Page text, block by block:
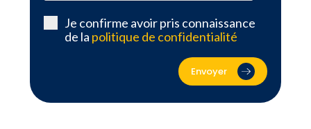
Je confirme avoir pris connaissance
de la politique de confidentialité
Envoyer